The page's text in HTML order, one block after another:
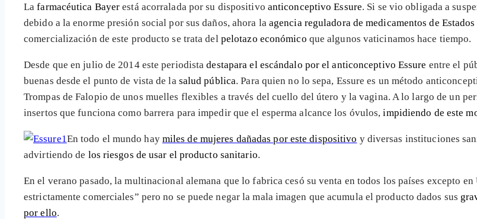
La farmacéutica Bayer está acorralada por su dispositivo anticonceptivo Essure. Si se vio obligada a
debido a la enorme presión social por sus daños, ahora la agencia reguladora de medicamentos de
comercialización de este producto se trata del pelotazo económico que algunos vaticinamos hace tiempo.
Desde que en julio de 2014 este periodistadestapara el escándalo por el anticonceptivo Essure entre el
buenas desde el punto de vista de la salud pública. Para quien no lo sepa, Essure es un método
Trompas de Falopio de unos muelles flexibles a través del cuello del útero y la vagina. A lo largo de un
insertos que funciona como barrera para impedir que el esperma alcance los óvulos,impidiendo de este
En todo el mundo hay miles de mujeres dañadas por este dispositivo y diversas instituciones
advirtiendo de los riesgos de usar el producto sanitario.
En el verano pasado, la multinacional alemana que lo fabrica cesó su venta en todos los países excepto
estrictamente comerciales” pero no se puede negar la mala imagen que acumula el producto dados sus
por ello.